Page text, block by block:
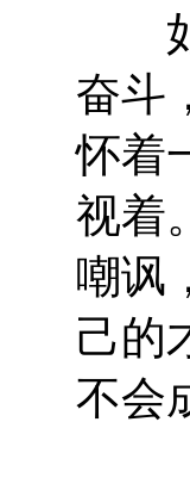
如
奋斗
怀着
视着
嘲讽
己的
不会